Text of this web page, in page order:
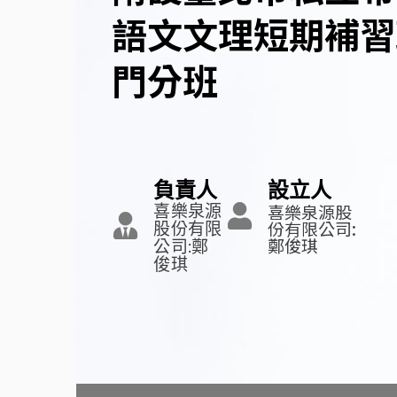
語文文理短期補
門分班
負責人
喜樂泉源
股份有限
公司:鄭
俊琪
設立人
喜樂泉源股
份有限公司:
鄭俊琪